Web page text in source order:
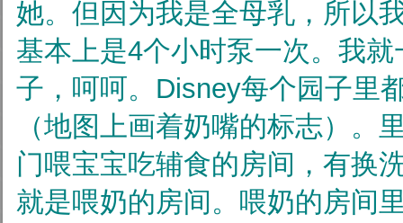
她。但因为我是全母乳，所以
基本上是4个小时泵一次。我
子，呵呵。Disney每个园子里
（地图上画着奶嘴的标志）。
门喂宝宝吃辅食的房间，有换
就是喂奶的房间。喂奶的房间